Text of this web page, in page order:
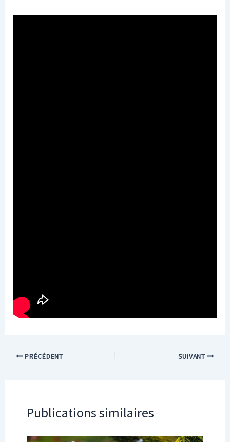
PRÉCÉDENT SUIVANT
Publications similaires